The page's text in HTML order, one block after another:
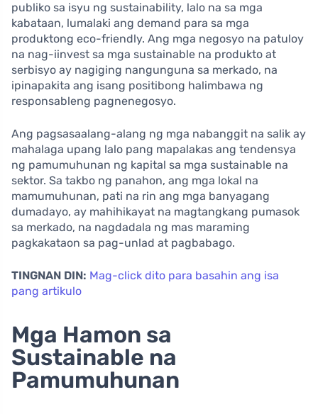
publiko sa isyu ng sustainability, lalo na sa mga
kabataan, lumalaki ang demand para sa mga
produktong eco-friendly. Ang mga negosyo na patuloy
na nag-iinvest sa mga sustainable na produkto at
serbisyo ay nagiging nangunguna sa merkado, na
ipinapakita ang isang positibong halimbawa ng
responsableng pagnenegosyo.
Ang pagsasaalang-alang ng mga nabanggit na salik ay
mahalaga upang lalo pang mapalakas ang tendensya
ng pamumuhunan ng kapital sa mga sustainable na
sektor. Sa takbo ng panahon, ang mga lokal na
mamumuhunan, pati na rin ang mga banyagang
dumadayo, ay mahihikayat na magtangkang pumasok
sa merkado, na nagdadala ng mas maraming
pagkakataon sa pag-unlad at pagbabago.
TINGNAN DIN: Mag-click dito para basahin ang isa
pang artikulo
Mga Hamon sa
Sustainable na
Pamumuhunan